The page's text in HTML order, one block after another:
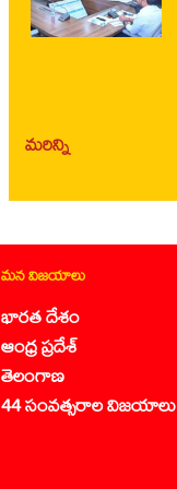
మరిన్ని
మన విజయాలు
భారత దేశం
ఆంధ్ర ప్రదేశ్
తెలంగాణ
44 సంవత్సరాల విజయాలు